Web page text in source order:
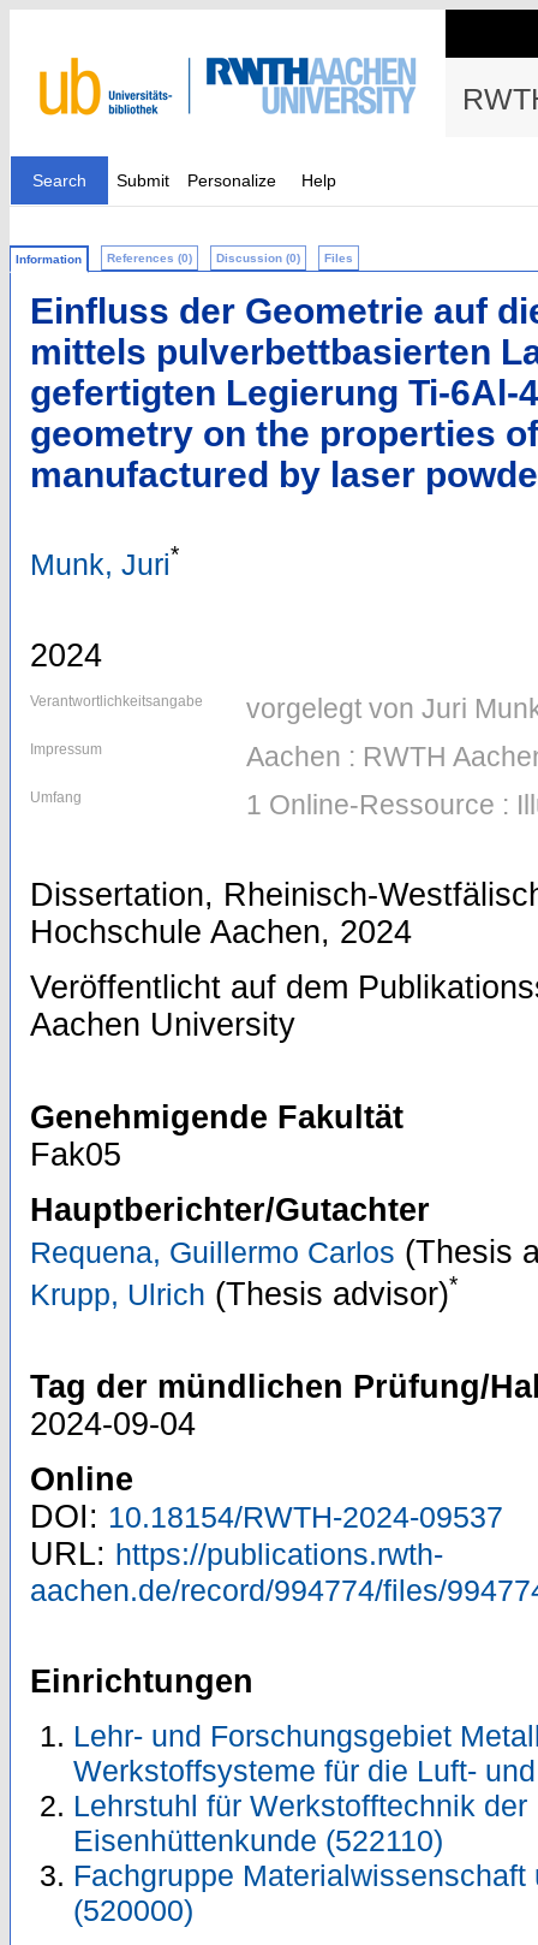
Search Submit Personalize Help
Information References (0) Discussion (0) Files
Einfluss der Geometrie auf
mittels pulverbettbasierten
gefertigten Legierung Ti-6Al-
geometry on the properties
manufactured by laser
Munk, Juri*
2024
Verantwortlichkeitsangabe vorgelegt von Juri
Impressum Aachen : RWTH
Umfang 1 Online-Ressource :
Dissertation, Rheinisch-
Hochschule Aachen, 2024
Veröffentlicht auf dem
Aachen University
Genehmigende Fakultät
Fak05
Hauptberichter/Gutachter
Requena, Guillermo Carlos (Thesis
Krupp, Ulrich (Thesis advisor)*
Tag der mündlichen Prüfung/
2024-09-04
Online
DOI: 10.18154/RWTH-2024-09537
URL: https://publications.rwth-
aachen.de/record/994774/files/
Einrichtungen
Lehr- und Forschungsgebiet
Werkstoffsysteme für die Luft-
Lehrstuhl für Werkstofftechnik
Eisenhüttenkunde (522110)
Fachgruppe
(520000)